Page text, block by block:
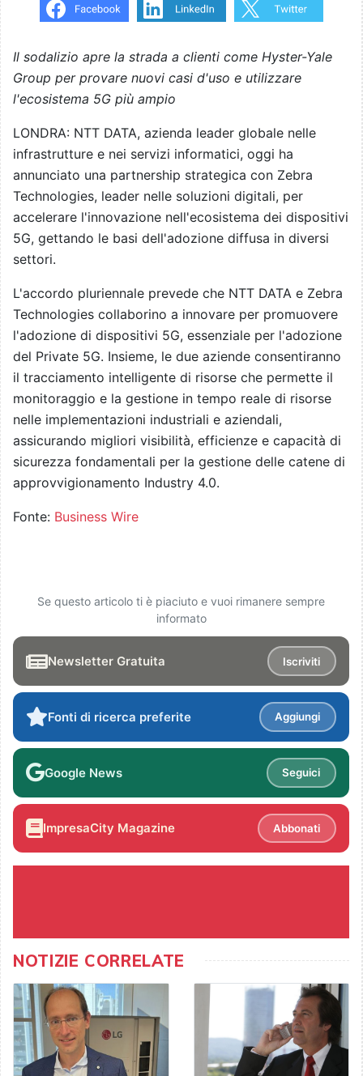
Il sodalizio apre la strada a clienti come Hyster-Yale
Group per provare nuovi casi d'uso e utilizzare
l'ecosistema 5G più ampio
LONDRA: NTT DATA, azienda leader globale nelle
infrastrutture e nei servizi informatici, oggi ha
annunciato una partnership strategica con Zebra
Technologies, leader nelle soluzioni digitali, per
accelerare l'innovazione nell'ecosistema dei dispositivi
5G, gettando le basi dell'adozione diffusa in diversi
settori.
L'accordo pluriennale prevede che NTT DATA e Zebra
Technologies collaborino a innovare per promuovere
l'adozione di dispositivi 5G, essenziale per l'adozione
del Private 5G. Insieme, le due aziende consentiranno
il tracciamento intelligente di risorse che permette il
monitoraggio e la gestione in tempo reale di risorse
nelle implementazioni industriali e aziendali,
assicurando migliori visibilità, efficienze e capacità di
sicurezza fondamentali per la gestione delle catene di
approvvigionamento Industry 4.0.
Fonte: Business Wire
Se questo articolo ti è piaciuto e vuoi rimanere sempre
informato
Newsletter Gratuita Iscriviti
Fonti di ricerca preferite Aggiungi
Google News Seguici
ImpresaCity Magazine Abbonati
NOTIZIE CORRELATE